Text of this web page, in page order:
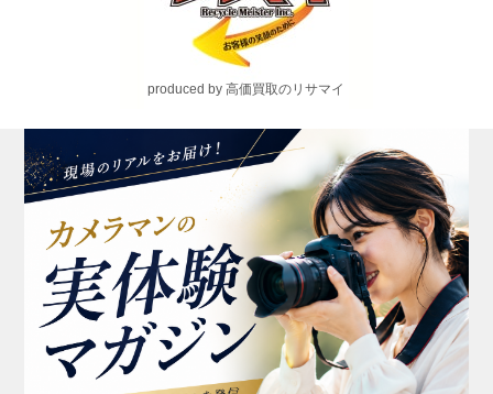
produced by 高価買取のリサマイ